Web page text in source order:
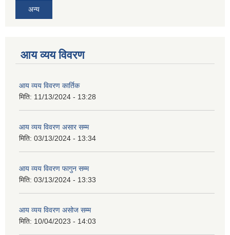
अन्य
आय व्यय विवरण
आय व्यय विवरण कार्तिक
मिति: 11/13/2024 - 13:28
आय व्यय विवरण असार सम्म
मिति: 03/13/2024 - 13:34
आय व्यय विवरण फागुन सम्म
मिति: 03/13/2024 - 13:33
आय व्यय विवरण असोज सम्म
मिति: 10/04/2023 - 14:03